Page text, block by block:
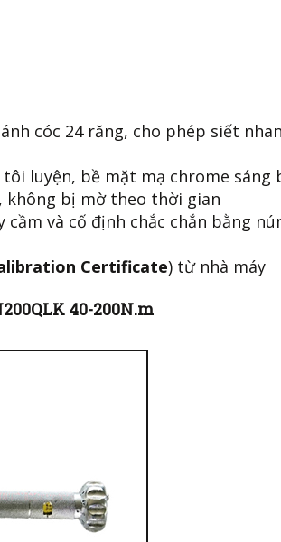
cóc 24 răng, cho phép siết
luyện, bề mặt mạ chrome sáng
không bị mờ theo thời gian
và cố định chắc chắn bằng
Certificate) từ nhà máy
40-200N.m